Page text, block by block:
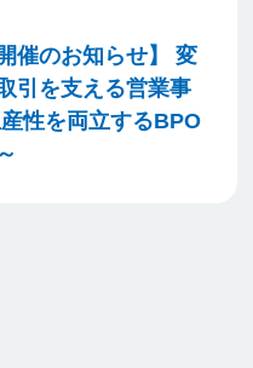
催のお知らせ】 変
引を支える営業事
性を両立するBPO